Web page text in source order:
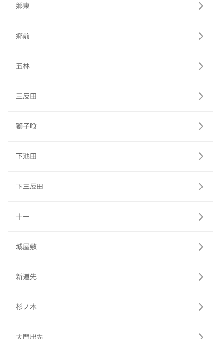
郷東
郷前
五林
三反田
獅子喰
下池田
下三反田
十一
城屋敷
新道先
杉ノ木